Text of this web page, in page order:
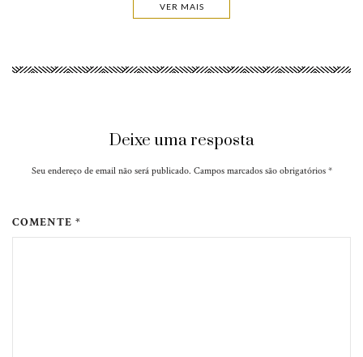
VER MAIS
Deixe uma resposta
Seu endereço de email não será publicado. Campos marcados são obrigatórios *
COMENTE *